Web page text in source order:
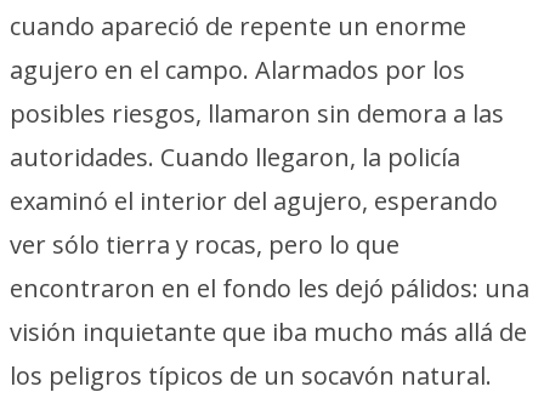
cuando apareció de repente un enorme
agujero en el campo. Alarmados por los
posibles riesgos, llamaron sin demora a las
autoridades. Cuando llegaron, la policía
examinó el interior del agujero, esperando
ver sólo tierra y rocas, pero lo que
encontraron en el fondo les dejó pálidos: una
visión inquietante que iba mucho más allá de
los peligros típicos de un socavón natural.